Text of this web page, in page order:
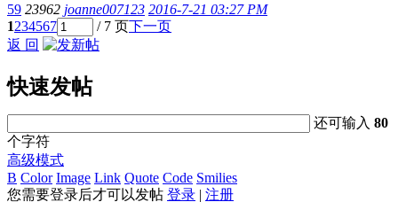
59 23962 joanne007123 2016-7-21 03:27 PM
1234567 / 7 页下一页
返 回
快速发帖
还可输入80
个字符
高级模式
B Color Image Link Quote Code Smilies
您需要登录后才可以发帖 登录 | 注册